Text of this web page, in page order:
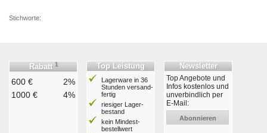
Stichworte:
Rabatt 1
600 €
2%
1000 €
4%
Top Leistung
Lagerware in 36
Stunden ver­sand­
fertig
riesiger Lager­
bestand
kein Mindest­
bestell­wert
Newsletter
Top Angebote und
Infos kostenlos und
unverbindlich per
E-Mail:
Abonnieren